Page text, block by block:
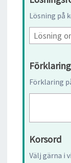
Lösning på
Förklaring
Förklaring
Korsord
Välj gärna i